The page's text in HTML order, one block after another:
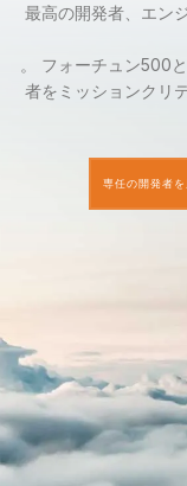
最高の開発者、エン
。 フォーチュン500
者をミッションクリ
専任の開発者